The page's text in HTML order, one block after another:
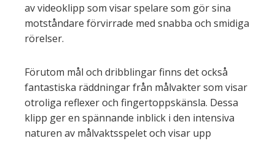
av videoklipp som visar spelare som gör sina
motståndare förvirrade med snabba och smidiga
rörelser.
Förutom mål och dribblingar finns det också
fantastiska räddningar från målvakter som visar
otroliga reflexer och fingertoppskänsla. Dessa
klipp ger en spännande inblick i den intensiva
naturen av målvaktsspelet och visar upp